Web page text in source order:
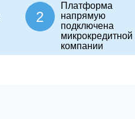
2
Платформа
напрямую
подключена
микрокредитной
компании